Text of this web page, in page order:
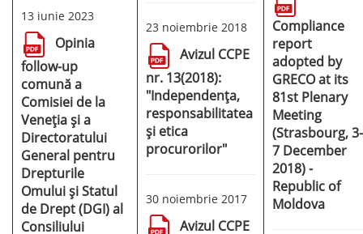
13 iunie 2023
Opinia
follow-up
comună a
Comisiei de la
Veneția și a
Directoratului
General pentru
Drepturile
Omului și Statul
de Drept (DGI) al
Consiliului
23 noiembrie 2018
Avizul CCPE
nr. 13(2018):
"Independența,
responsabilitatea
și etica
procurorilor"
30 noiembrie 2017
Avizul CCPE
Compliance
report
adopted by
GRECO at its
81st Plenary
Meeting
(Strasbourg, 3-
7 December
2018) -
Republic of
Moldova